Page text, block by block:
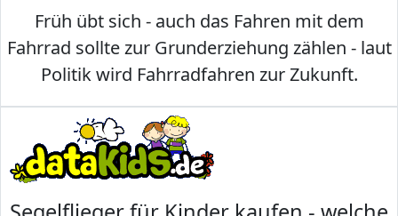
Früh übt sich - auch das Fahren mit dem
Fahrrad sollte zur Grunderziehung zählen - laut
Politik wird Fahrradfahren zur Zukunft.